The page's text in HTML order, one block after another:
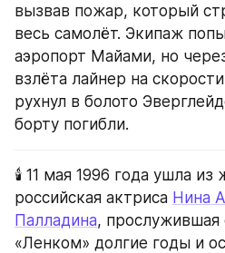
вызвав пожар, который
весь самолёт. Экипаж
аэропорт Майами, но
взлёта лайнер на
рухнул в болото
борту погибли.
🕯️ 11 мая 1996 года ушла из
российская актриса Нина
Палладина, прослужившая
«Ленком» долгие годы и